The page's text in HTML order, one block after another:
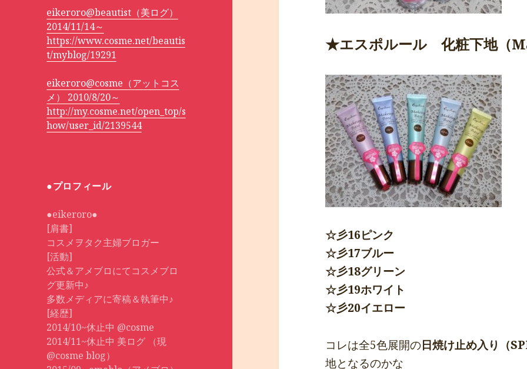
eikeroro@beautist（美ログ）
2014/11/14～
https://www.cosme.net/beautis
t/myblog/19291
eikeroro@cosme（アットコス
メ） 2010/8/20～
http://my.cosme.net/open_top/s
how/user_id/2139544
●プロフィール
●eikeroro●
[肩書]
コスメヲタク主婦ブロガー
[活動]
公式＆アメブロにてコスメブロ
グ更新中♪
多数メディアに寄稿＆執筆中♪
[経歴]
2014/10~休止中 @cosme
2014/11~休止中 美ログ （現
@cosme blog）
★エスポルール化粧下地（
☆彡16ピンク
☆彡17ブルー
☆彡18グリーン
☆彡19ホワイト
☆彡20イエロー
コレは全5色展開の日焼け止め入り（
地となるのかな